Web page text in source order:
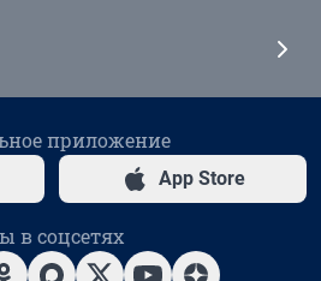
приложение
App Store
в соцсетях